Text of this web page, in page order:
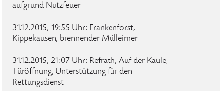
aufgrund Nutzfeuer
31.12.2015, 19:55 Uhr: Frankenforst,
Kippekausen, brennender Mülleimer
31.12.2015, 21:07 Uhr: Refrath, Auf der Kaule,
Türöffnung, Unterstützung für den
Rettungsdienst